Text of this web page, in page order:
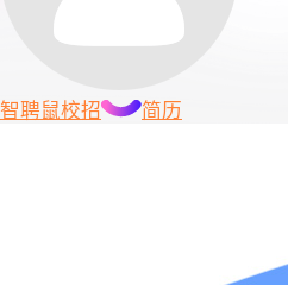
智聘鼠校招 简历